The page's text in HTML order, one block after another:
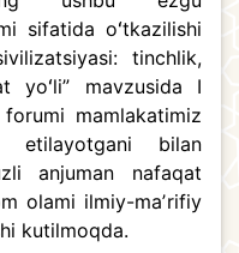
sifatida oʻtkazilishi
tinchlik,
yoʻli” mavzusida I
mamlakatimiz
bilan
anjuman nafaqat
olami ilmiy-maʼrifiy
kutilmoqda.